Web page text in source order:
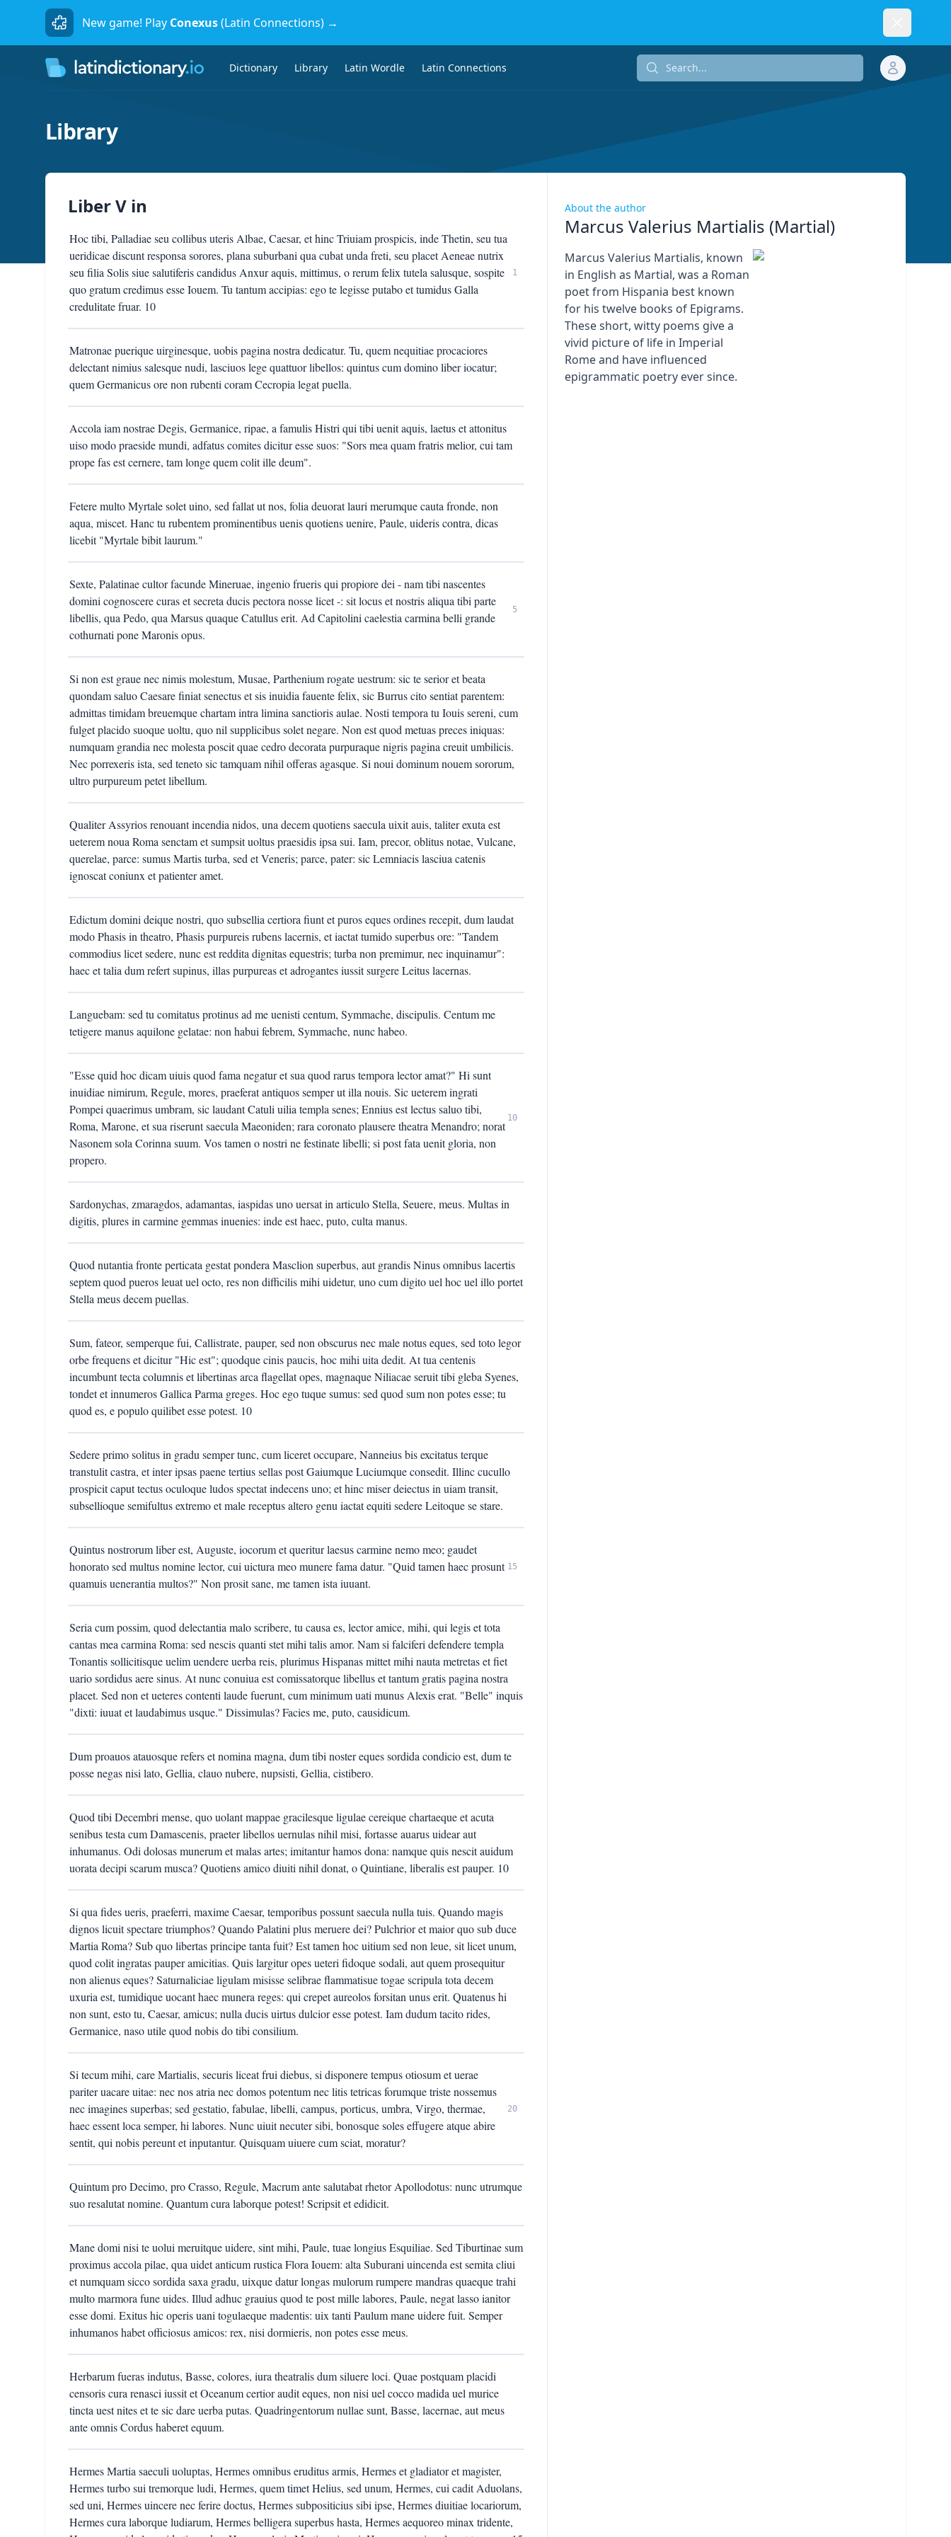
New game! Play Conexus(Latin Connections) →
Dictionary Library Latin Wordle Latin Connections Search...
Library
Liber V in
Hoc tibi, Palladiae seu collibus uteris Albae, Caesar, et hinc Triuiam prospicis, inde Thetin, seu tua
ueridicae discunt responsa sorores, plana suburbani qua cubat unda freti, seu placet Aeneae nutrix
seu filia Solis siue salutiferis candidus Anxur aquis, mittimus, o rerum felix tutela salusque, sospite
quo gratum credimus esse Iouem. Tu tantum accipias: ego te legisse putabo et tumidus Galla
credulitate fruar. 10
1
Matronae puerique uirginesque, uobis pagina nostra dedicatur. Tu, quem nequitiae procaciores
delectant nimius salesque nudi, lasciuos lege quattuor libellos: quintus cum domino liber iocatur;
quem Germanicus ore non rubenti coram Cecropia legat puella.
Accola iam nostrae Degis, Germanice, ripae, a famulis Histri qui tibi uenit aquis, laetus et attonitus
uiso modo praeside mundi, adfatus comites dicitur esse suos: "Sors mea quam fratris melior, cui tam
prope fas est cernere, tam longe quem colit ille deum".
Fetere multo Myrtale solet uino, sed fallat ut nos, folia deuorat lauri merumque cauta fronde, non
aqua, miscet. Hanc tu rubentem prominentibus uenis quotiens uenire, Paule, uideris contra, dicas
licebit "Myrtale bibit laurum."
Sexte, Palatinae cultor facunde Mineruae, ingenio frueris qui propiore dei - nam tibi nascentes
domini cognoscere curas et secreta ducis pectora nosse licet -: sit locus et nostris aliqua tibi parte
libellis, qua Pedo, qua Marsus quaque Catullus erit. Ad Capitolini caelestia carmina belli grande
cothurnati pone Maronis opus.
5
Si non est graue nec nimis molestum, Musae, Parthenium rogate uestrum: sic te serior et beata
quondam saluo Caesare finiat senectus et sis inuidia fauente felix, sic Burrus cito sentiat parentem:
admittas timidam breuemque chartam intra limina sanctioris aulae. Nosti tempora tu Iouis sereni, cum
fulget placido suoque uoltu, quo nil supplicibus solet negare. Non est quod metuas preces iniquas:
numquam grandia nec molesta poscit quae cedro decorata purpuraque nigris pagina creuit umbilicis.
Nec porrexeris ista, sed teneto sic tamquam nihil offeras agasque. Si noui dominum nouem sororum,
ultro purpureum petet libellum.
Qualiter Assyrios renouant incendia nidos, una decem quotiens saecula uixit auis, taliter exuta est
ueterem noua Roma senctam et sumpsit uoltus praesidis ipsa sui. Iam, precor, oblitus notae, Vulcane,
querelae, parce: sumus Martis turba, sed et Veneris; parce, pater: sic Lemniacis lasciua catenis
ignoscat coniunx et patienter amet.
Edictum domini deique nostri, quo subsellia certiora fiunt et puros eques ordines recepit, dum laudat
modo Phasis in theatro, Phasis purpureis rubens lacernis, et iactat tumido superbus ore: "Tandem
commodius licet sedere, nunc est reddita dignitas equestris; turba non premimur, nec inquinamur":
haec et talia dum refert supinus, illas purpureas et adrogantes iussit surgere Leitus lacernas.
Languebam: sed tu comitatus protinus ad me uenisti centum, Symmache, discipulis. Centum me
tetigere manus aquilone gelatae: non habui febrem, Symmache, nunc habeo.
"Esse quid hoc dicam uiuis quod fama negatur et sua quod rarus tempora lector amat?" Hi sunt
inuidiae nimirum, Regule, mores, praeferat antiquos semper ut illa nouis. Sic ueterem ingrati
Pompei quaerimus umbram, sic laudant Catuli uilia templa senes; Ennius est lectus saluo tibi,
Roma, Marone, et sua riserunt saecula Maeoniden; rara coronato plausere theatra Menandro; norat
Nasonem sola Corinna suum. Vos tamen o nostri ne festinate libelli; si post fata uenit gloria, non
propero.
10
Sardonychas, zmaragdos, adamantas, iaspidas uno uersat in articulo Stella, Seuere, meus. Multas in
digitis, plures in carmine gemmas inuenies: inde est haec, puto, culta manus.
Quod nutantia fronte perticata gestat pondera Masclion superbus, aut grandis Ninus omnibus lacertis
septem quod pueros leuat uel octo, res non difficilis mihi uidetur, uno cum digito uel hoc uel illo portet
Stella meus decem puellas.
Sum, fateor, semperque fui, Callistrate, pauper, sed non obscurus nec male notus eques, sed toto legor
orbe frequens et dicitur "Hic est"; quodque cinis paucis, hoc mihi uita dedit. At tua centenis
incumbunt tecta columnis et libertinas arca flagellat opes, magnaque Niliacae seruit tibi gleba Syenes,
tondet et innumeros Gallica Parma greges. Hoc ego tuque sumus: sed quod sum non potes esse; tu
quod es, e populo quilibet esse potest. 10
Sedere primo solitus in gradu semper tunc, cum liceret occupare, Nanneius bis excitatus terque
transtulit castra, et inter ipsas paene tertius sellas post Gaiumque Luciumque consedit. Illinc cucullo
prospicit caput tectus oculoque ludos spectat indecens uno; et hinc miser deiectus in uiam transit,
subsellioque semifultus extremo et male receptus altero genu iactat equiti sedere Leitoque se stare.
Quintus nostrorum liber est, Auguste, iocorum et queritur laesus carmine nemo meo; gaudet
honorato sed multus nomine lector, cui uictura meo munere fama datur. "Quid tamen haec prosunt
quamuis uenerantia multos?" Non prosit sane, me tamen ista iuuant.
15
Seria cum possim, quod delectantia malo scribere, tu causa es, lector amice, mihi, qui legis et tota
cantas mea carmina Roma: sed nescis quanti stet mihi talis amor. Nam si falciferi defendere templa
Tonantis sollicitisque uelim uendere uerba reis, plurimus Hispanas mittet mihi nauta metretas et fiet
uario sordidus aere sinus. At nunc conuiua est comissatorque libellus et tantum gratis pagina nostra
placet. Sed non et ueteres contenti laude fuerunt, cum minimum uati munus Alexis erat. "Belle" inquis
"dixti: iuuat et laudabimus usque." Dissimulas? Facies me, puto, causidicum.
Dum proauos atauosque refers et nomina magna, dum tibi noster eques sordida condicio est, dum te
posse negas nisi lato, Gellia, clauo nubere, nupsisti, Gellia, cistibero.
Quod tibi Decembri mense, quo uolant mappae gracilesque ligulae cereique chartaeque et acuta
senibus testa cum Damascenis, praeter libellos uernulas nihil misi, fortasse auarus uidear aut
inhumanus. Odi dolosas munerum et malas artes; imitantur hamos dona: namque quis nescit auidum
uorata decipi scarum musca? Quotiens amico diuiti nihil donat, o Quintiane, liberalis est pauper. 10
Si qua fides ueris, praeferri, maxime Caesar, temporibus possunt saecula nulla tuis. Quando magis
dignos licuit spectare triumphos? Quando Palatini plus meruere dei? Pulchrior et maior quo sub duce
Martia Roma? Sub quo libertas principe tanta fuit? Est tamen hoc uitium sed non leue, sit licet unum,
quod colit ingratas pauper amicitias. Quis largitur opes ueteri fidoque sodali, aut quem prosequitur
non alienus eques? Saturnaliciae ligulam misisse selibrae flammatisue togae scripula tota decem
uxuria est, tumidique uocant haec munera reges: qui crepet aureolos forsitan unus erit. Quatenus hi
non sunt, esto tu, Caesar, amicus; nulla ducis uirtus dulcior esse potest. Iam dudum tacito rides,
Germanice, naso utile quod nobis do tibi consilium.
Si tecum mihi, care Martialis, securis liceat frui diebus, si disponere tempus otiosum et uerae
pariter uacare uitae: nec nos atria nec domos potentum nec litis tetricas forumque triste nossemus
nec imagines superbas; sed gestatio, fabulae, libelli, campus, porticus, umbra, Virgo, thermae,
haec essent loca semper, hi labores. Nunc uiuit necuter sibi, bonosque soles effugere atque abire
sentit, qui nobis pereunt et inputantur. Quisquam uiuere cum sciat, moratur?
20
Quintum pro Decimo, pro Crasso, Regule, Macrum ante salutabat rhetor Apollodotus: nunc utrumque
suo resalutat nomine. Quantum cura laborque potest! Scripsit et edidicit.
Mane domi nisi te uolui meruitque uidere, sint mihi, Paule, tuae longius Esquiliae. Sed Tiburtinae sum
proximus accola pilae, qua uidet anticum rustica Flora Iouem: alta Suburani uincenda est semita cliui
et numquam sicco sordida saxa gradu, uixque datur longas mulorum rumpere mandras quaeque trahi
multo marmora fune uides. Illud adhuc grauius quod te post mille labores, Paule, negat lasso ianitor
esse domi. Exitus hic operis uani togulaeque madentis: uix tanti Paulum mane uidere fuit. Semper
inhumanos habet officiosus amicos: rex, nisi dormieris, non potes esse meus.
Herbarum fueras indutus, Basse, colores, iura theatralis dum siluere loci. Quae postquam placidi
censoris cura renasci iussit et Oceanum certior audit eques, non nisi uel cocco madida uel murice
tincta uest nites et te sic dare uerba putas. Quadringentorum nullae sunt, Basse, lacernae, aut meus
ante omnis Cordus haberet equum.
Hermes Martia saeculi uoluptas, Hermes omnibus eruditus armis, Hermes et gladiator et magister,
Hermes turbo sui tremorque ludi, Hermes, quem timet Helius, sed unum, Hermes, cui cadit Aduolans,
sed uni, Hermes uincere nec ferire doctus, Hermes subpositicius sibi ipse, Hermes diuitiae locariorum,
Hermes cura laborque ludiarum, Hermes belligera superbus hasta, Hermes aequoreo minax tridente,
About the author
Marcus Valerius Martialis (Martial)
Marcus Valerius Martialis, known
in English as Martial, was a Roman
poet from Hispania best known
for his twelve books of Epigrams.
These short, witty poems give a
vivid picture of life in Imperial
Rome and have influenced
epigrammatic poetry ever since.